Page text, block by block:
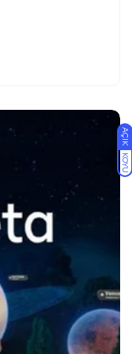
AÇIK
KOYU